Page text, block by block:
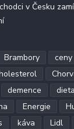
v Česku
Brambory
demence dieta
Energie
káva Lidl